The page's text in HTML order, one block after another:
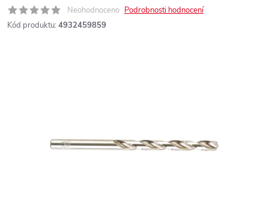
Neohodnoceno Podrobnosti hodnocení
Kód produktu: 4932459859